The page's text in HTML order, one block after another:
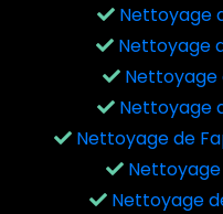
Nettoyage
Nettoyage
Nettoyage
Nettoyage
Nettoyage de
Nettoyage